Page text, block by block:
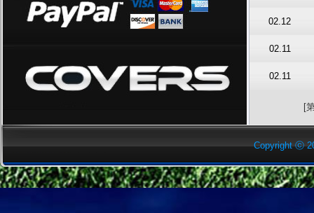
02.12
02.11
02.11
[
Copyright ⓒ